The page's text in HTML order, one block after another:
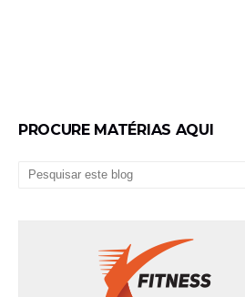
PROCURE MATÉRIAS AQUI